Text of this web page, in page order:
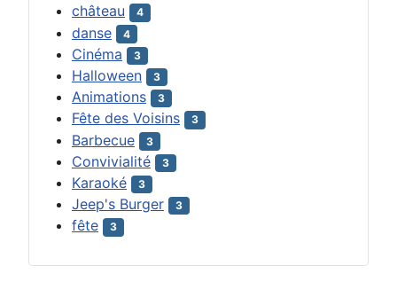
château 4
danse 4
Cinéma 3
Halloween 3
Animations 3
Fête des Voisins 3
Barbecue 3
Convivialité 3
Karaoké 3
Jeep's Burger 3
fête 3